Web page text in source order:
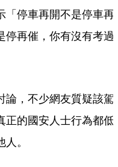
「停車再開不是停車再
停再催，你有沒有考過
論，不少網友質疑該駕
正的國安人士行為都低
。